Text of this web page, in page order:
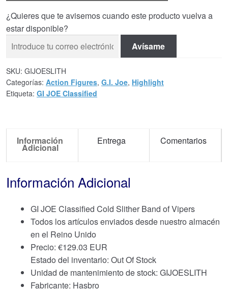
¿Quieres que te avisemos cuando este producto vuelva a
estar disponible?
Avísame
SKU: GIJOESLITH
Categorías: Action Figures, G.I. Joe, Highlight
Etiqueta: GI JOE Classified
Información
Adicional
Entrega Comentarios
Información Adicional
GI JOE Classified Cold Slither Band of Vipers
Todos los artículos enviados desde nuestro almacén
en el Reino Unido
Precio: €129.03 EUR
Estado del inventario: Out Of Stock
Unidad de mantenimiento de stock: GIJOESLITH
Fabricante: Hasbro